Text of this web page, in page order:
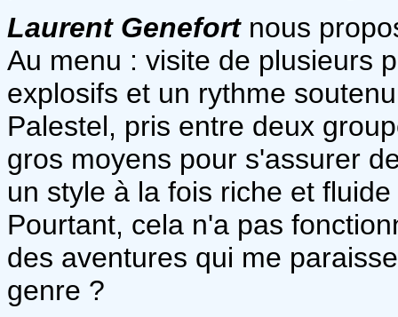
Laurent Genefortnous
Au menu : visite de plusieurs
explosifs et un rythme
Palestel, pris entre deux
gros moyens pour s'assurer
un style à la fois riche et
Pourtant, cela n'a pas
des aventures qui me
genre ?